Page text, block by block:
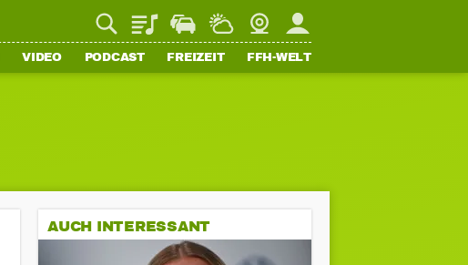
PlaylistStaupilotWetterWebcamMein FFH
VIDEO PODCAST FREIZEIT FFH-WELT
AUCH INTERESSANT